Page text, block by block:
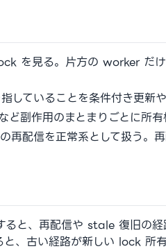
を見る。片方の worker
ていることを条件付き更新
作用のまとまりごとに所有
配信を正常系として扱う。
ると、再配信や stale 復旧の
古い経路が新しい lock 所有